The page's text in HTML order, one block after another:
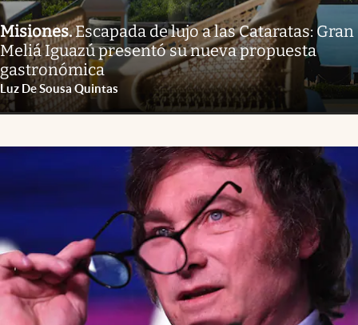
Misiones.Escapada de lujo a las Cataratas: Gran
Meliá Iguazú presentó su nueva propuesta
gastronómica
Luz De Sousa Quintas